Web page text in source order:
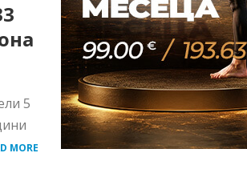
5
MORE